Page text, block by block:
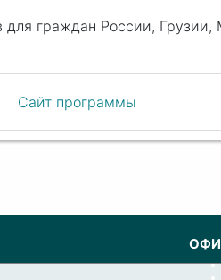
для граждан России,
Сайт программы